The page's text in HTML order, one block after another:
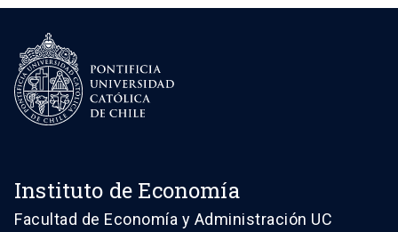
Instituto de Economía
Facultad de Economía y Administración UC